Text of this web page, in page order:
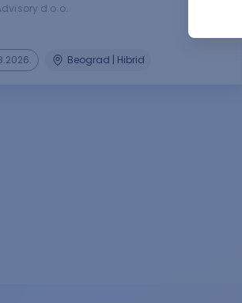
d.o.o.
Beograd | Hibrid